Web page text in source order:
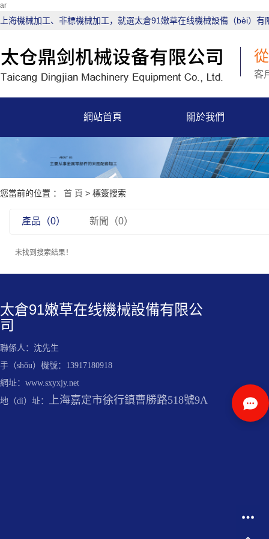
ar
上海機械加工、非標機械加工，就選太倉91嫩草在线機械設備（bèi）有
客
網站首頁 關於我們
您當前的位置 ： 首 頁 > 標簽搜索
產品（0） 新聞（0）
未找到搜索結果！
太倉91嫩草在线機械設備有限公
司
聯係人：沈先生
手（shǒu）機號：13917180918
網址：www.sxyxjy.net
地（dì）址： 上海嘉定市徐行鎮曹勝路518號9A